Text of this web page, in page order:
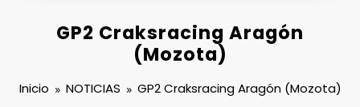
GP2 Craksracing Aragón
(Mozota)
Inicio NOTICIAS GP2 Craksracing Aragón (Mozota)